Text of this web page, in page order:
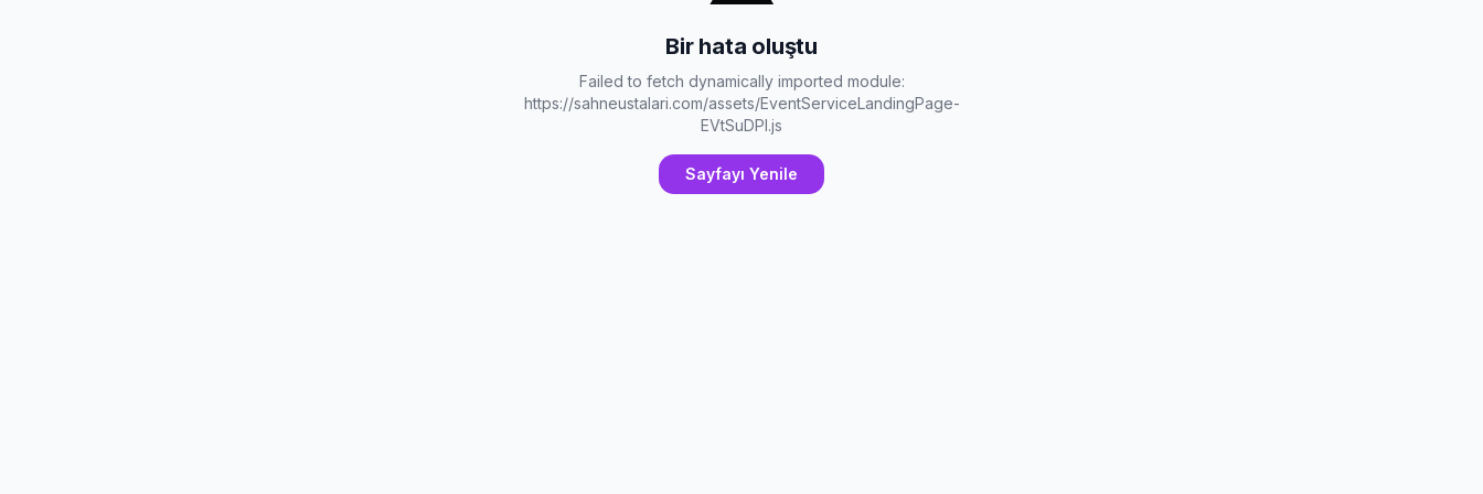
Bir hata oluştu
Failed to fetch dynamically imported module:
https://sahneustalari.com/assets/EventServiceLandingPage-
EVtSuDPl.js
Sayfayı Yenile